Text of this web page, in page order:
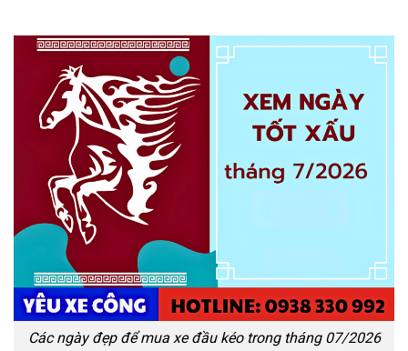
Các ngày đẹp để mua xe đầu kéo trong tháng 07/2026